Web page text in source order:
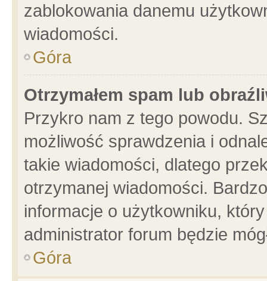
zablokowania danemu
wiadomości.
Góra
Otrzymałem spam lub
Przykro nam z tego powodu.
możliwość sprawdzenia i
takie wiadomości, dlatego
otrzymanej wiadomości.
informacje o użytkowniku,
administrator forum będzie
Góra